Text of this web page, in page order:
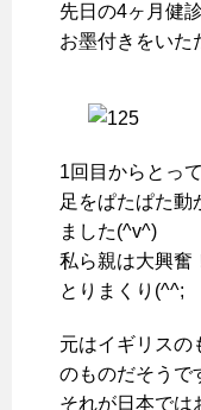
先日の4ヶ月健
お墨付きをいた
1回目からとっ
足をぱたぱた動
ました(^v^)
私ら親は大興奮
とりまくり(^^;
元はイギリスの
のものだそうで
それが日本では